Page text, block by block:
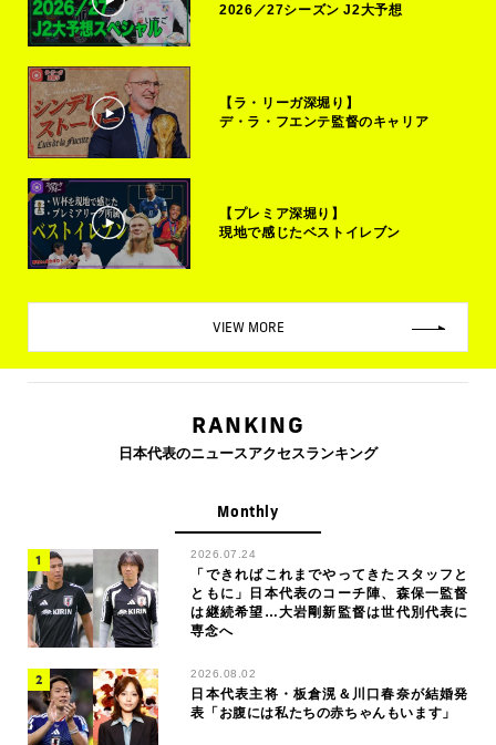
2026／27シーズン J2大予想
【ラ・リーガ深堀り】
デ・ラ・フエンテ監督のキャリア
【プレミア深堀り】
現地で感じたベストイレブン
VIEW MORE
RANKING
日本代表のニュースアクセスランキング
Monthly
2026.07.24
「できればこれまでやってきたスタッフと
ともに」日本代表のコーチ陣、森保一監督
は継続希望…大岩剛新監督は世代別代表に
専念へ
2026.08.02
日本代表主将・板倉滉＆川口春奈が結婚発
表「お腹には私たちの赤ちゃんもいます」